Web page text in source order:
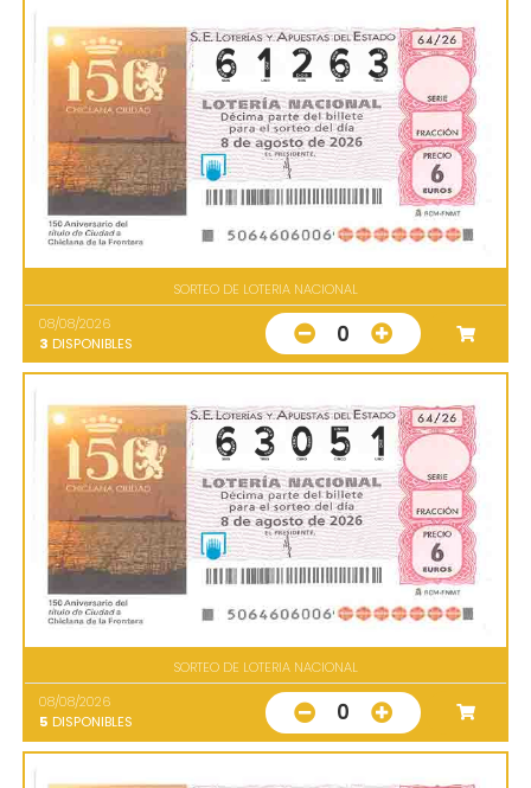
SORTEO DE LOTERIA NACIONAL
08/08/2026
3 DISPONIBLES 0
SORTEO DE LOTERIA NACIONAL
08/08/2026
5 DISPONIBLES 0